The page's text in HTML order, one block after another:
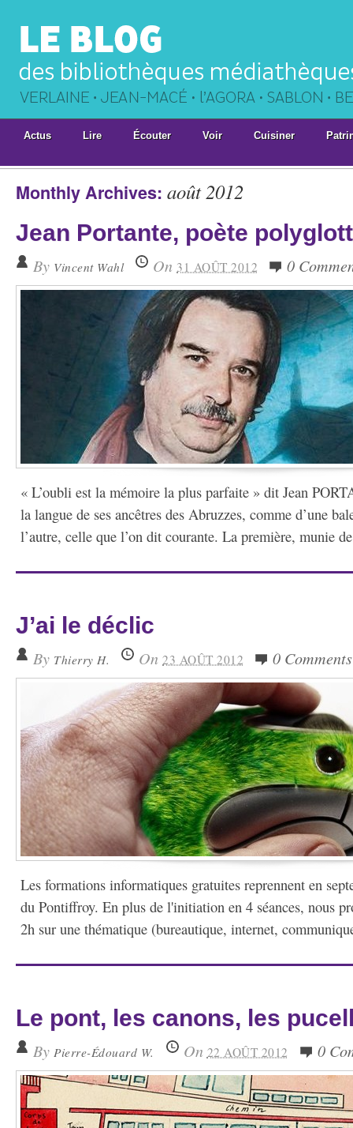
Actus Lire Écouter Voir Cuisiner
Monthly Archives: août 2012
Jean Portante, poète
By Vincent Wahl On 31 AOÛT 2012 0
« L’oubli est la mémoire la plus parfaite » dit Jean
la langue de ses ancêtres des Abruzzes, comme d’une
l’autre, celle que l’on dit courante. La première, munie
J’ai le déclic
By Thierry H. On 23 AOÛT 2012 0 Comments
Les formations informatiques gratuites reprennent en
du Pontiffroy. En plus de l'initiation en 4 séances, nous
2h sur une thématique (bureautique, internet,
Le pont, les canons, les
By Pierre-Édouard W. On 22 AOÛT 2012 0